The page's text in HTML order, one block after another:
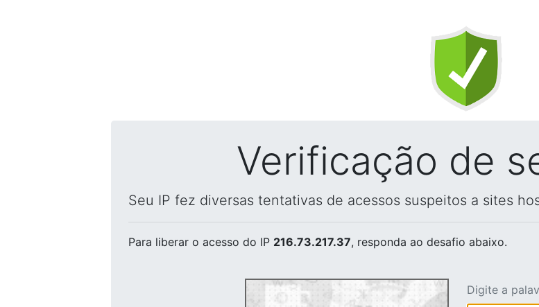
Verificação de
Seu IP fez diversas tentativas de acessos suspeitos a sites
Para liberar o acesso do IP 216.73.217.37, responda ao desafio abaixo.
Digite a